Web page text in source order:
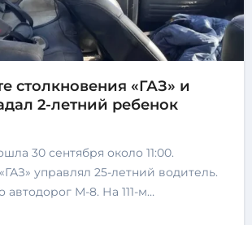
и
2-летний ребенок
управлял 25-летний водитель.
автодорог М-8. На 111-м…